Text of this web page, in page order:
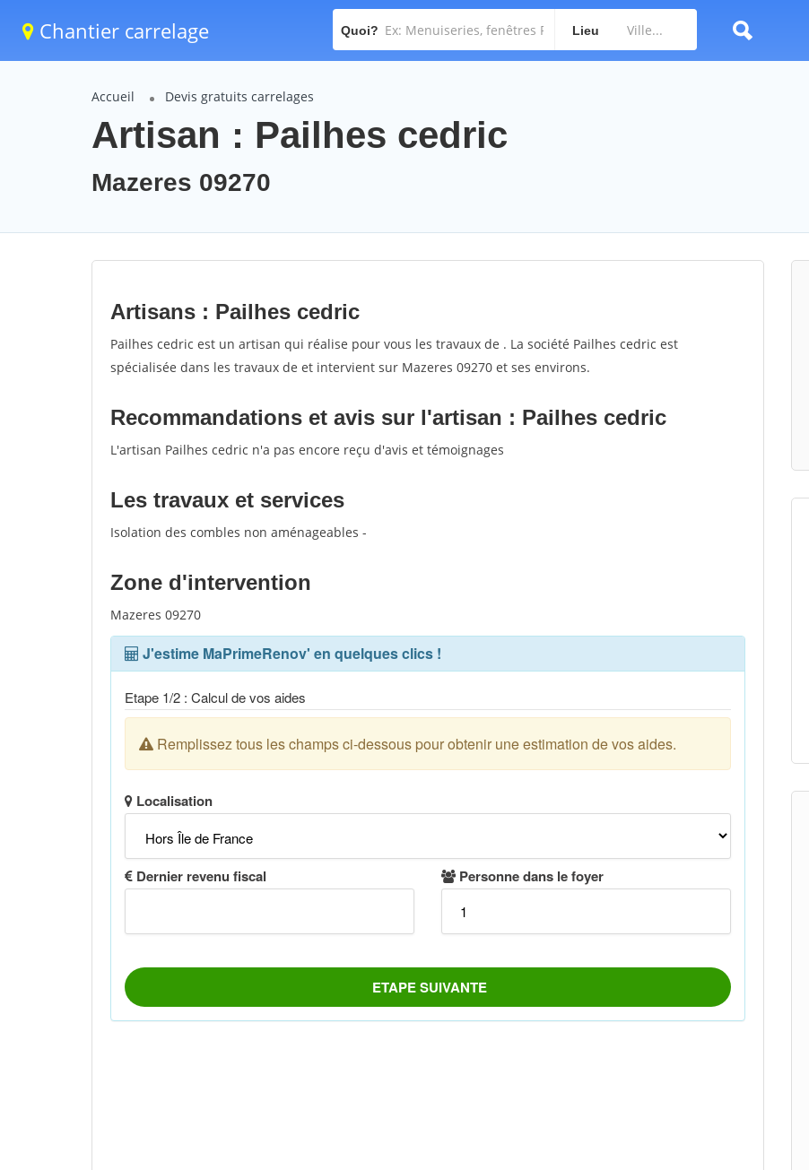
Chantier carrelage Quoi? Lieu
Accueil Devis gratuits carrelages
Artisan : Pailhes cedric
Mazeres 09270
Artisans : Pailhes cedric
Pailhes cedric est un artisan qui réalise pour vous les travaux de . La société Pailhes cedric est
spécialisée dans les travaux de et intervient sur Mazeres 09270 et ses environs.
Recommandations et avis sur l'artisan : Pailhes cedric
L'artisan Pailhes cedric n'a pas encore reçu d'avis et témoignages
Les travaux et services
Isolation des combles non aménageables -
Zone d'intervention
Mazeres 09270